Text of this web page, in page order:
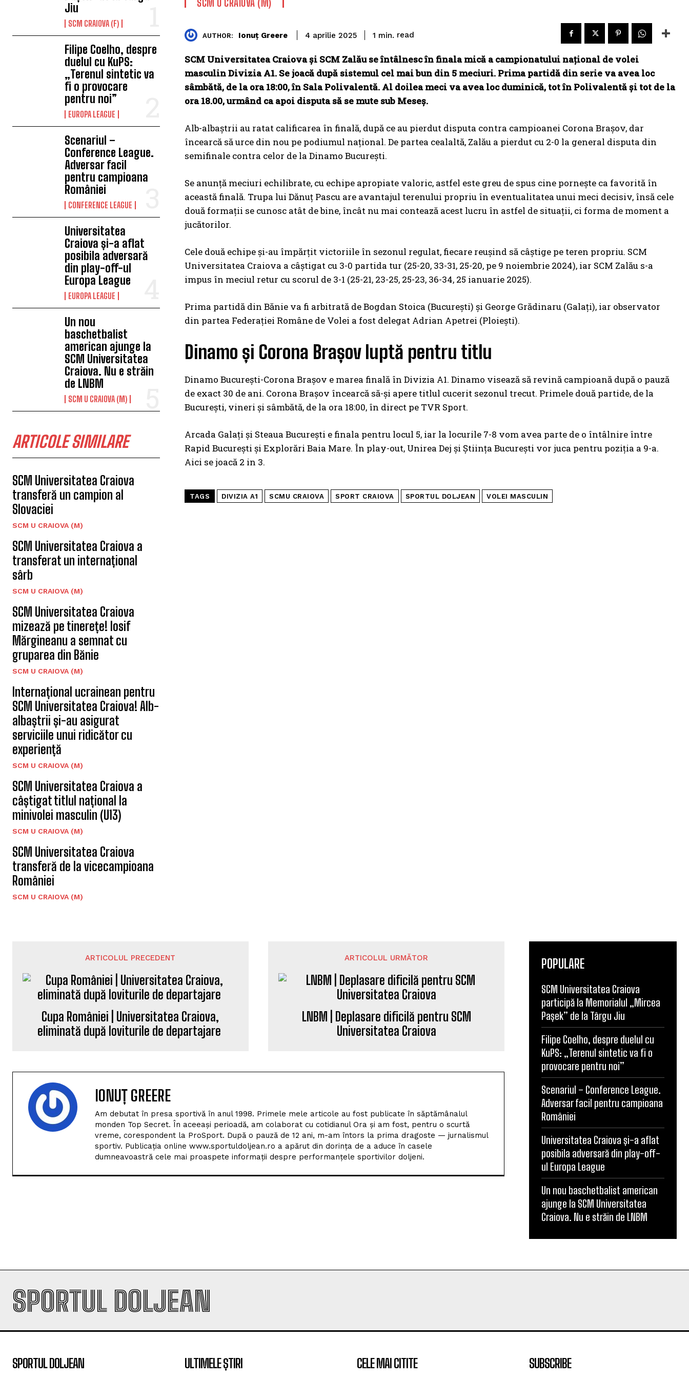
Jiu
SCM CRAIOVA (F)
Filipe Coelho, despre
duelul cu KuPS:
„Terenul sintetic va
fi o provocare
pentru noi”
EUROPA LEAGUE
Scenariul –
Conference League.
Adversar facil
pentru campioana
României
CONFERENCE LEAGUE
Universitatea
Craiova și-a aflat
posibila adversară
din play-off-ul
Europa League
EUROPA LEAGUE
Un nou
baschetbalist
american ajunge la
SCM Universitatea
Craiova. Nu e străin
de LNBM
SCM U CRAIOVA (M)
ARTICOLE SIMILARE
SCM Universitatea Craiova
transferă un campion al
Slovaciei
SCM U CRAIOVA (M)
SCM Universitatea Craiova a
transferat un internațional
sârb
SCM U CRAIOVA (M)
SCM Universitatea Craiova
mizează pe tinerețe! Iosif
Mărgineanu a semnat cu
gruparea din Bănie
SCM U CRAIOVA (M)
Internațional ucrainean pentru
SCM Universitatea Craiova! Alb-
albaștrii și-au asigurat
serviciile unui ridicător cu
experiență
SCM U CRAIOVA (M)
SCM Universitatea Craiova a
câștigat titlul național la
minivolei masculin (U13)
SCM U CRAIOVA (M)
SCM Universitatea Craiova
transferă de la vicecampioana
României
SCM U CRAIOVA (M)
SCM U CRAIOVA (M)
AUTHOR: Ionuț Greere 4 aprilie 2025 1 min. read
SCM Universitatea Craiova și SCM Zalău se întâlnesc în finala mică a campionatului național de volei
masculin Divizia A1. Se joacă după sistemul cel mai bun din 5 meciuri. Prima partidă din serie va avea loc
sâmbătă, de la ora 18:00, în Sala Polivalentă. Al doilea meci va avea loc duminică, tot în Polivalentă și tot de la
ora 18.00, urmând ca apoi disputa să se mute sub Meseș.
Alb-albaștrii au ratat calificarea în finală, după ce au pierdut disputa contra campioanei Corona Brașov, dar
încearcă să urce din nou pe podiumul național. De partea cealaltă, Zalău a pierdut cu 2-0 la general disputa din
semifinale contra celor de la Dinamo București.
Se anunță meciuri echilibrate, cu echipe apropiate valoric, astfel este greu de spus cine pornește ca favorită în
această finală. Trupa lui Dănuț Pascu are avantajul terenului propriu în eventualitatea unui meci decisiv, însă cele
două formații se cunosc atât de bine, încât nu mai contează acest lucru în astfel de situații, ci forma de moment a
jucătorilor.
Cele două echipe şi-au împărţit victoriile în sezonul regulat, fiecare reuşind să câştige pe teren propriu. SCM
Universitatea Craiova a câștigat cu 3-0 partida tur (25-20, 33-31, 25-20, pe 9 noiembrie 2024), iar SCM Zalău s-a
impus în meciul retur cu scorul de 3-1 (25-21, 23-25, 25-23, 36-34, 25 ianuarie 2025).
Prima partidă din Bănie va fi arbitrată de Bogdan Stoica (București) și George Grădinaru (Galați), iar observator
din partea Federației Române de Volei a fost delegat Adrian Apetrei (Ploiești).
Dinamo și Corona Brașov luptă pentru titlu
Dinamo București-Corona Brașov e marea finală în Divizia A1. Dinamo visează să revină campioană după o pauză
de exact 30 de ani. Corona Brașov încearcă să-și apere titlul cucerit sezonul trecut. Primele două partide, de la
București, vineri și sâmbătă, de la ora 18:00, în direct pe TVR Sport.
Arcada Galați și Steaua București e finala pentru locul 5, iar la locurile 7-8 vom avea parte de o întâlnire între
Rapid București și Explorări Baia Mare. În play-out, Unirea Dej și Știința București vor juca pentru poziția a 9-a.
Aici se joacă 2 in 3.
TAGS DIVIZIA A1 SCMU CRAIOVA SPORT CRAIOVA SPORTUL DOLJEAN VOLEI MASCULIN
ARTICOLUL PRECEDENT
Cupa României | Universitatea Craiova,
eliminată după loviturile de departajare
ARTICOLUL URMĂTOR
LNBM | Deplasare dificilă pentru SCM
Universitatea Craiova
IONUȚ GREERE
Am debutat în presa sportivă în anul 1998. Primele mele articole au fost publicate în săptămânalul
monden Top Secret. În aceeași perioadă, am colaborat cu cotidianul Ora și am fost, pentru o scurtă
vreme, corespondent la ProSport. După o pauză de 12 ani, m-am întors la prima dragoste — jurnalismul
sportiv. Publicația online www.sportuldoljean.ro a apărut din dorința de a aduce în casele
dumneavoastră cele mai proaspete informații despre performanțele sportivilor doljeni.
POPULARE
SCM Universitatea Craiova
participă la Memorialul „Mircea
Pașek” de la Târgu Jiu
Filipe Coelho, despre duelul cu
KuPS: „Terenul sintetic va fi o
provocare pentru noi”
Scenariul – Conference League.
Adversar facil pentru campioana
României
Universitatea Craiova și-a aflat
posibila adversară din play-off-
ul Europa League
Un nou baschetbalist american
ajunge la SCM Universitatea
Craiova. Nu e străin de LNBM
SPORTUL DOLJEAN
SPORTUL DOLJEAN ULTIMELE ȘTIRI CELE MAI CITITE SUBSCRIBE